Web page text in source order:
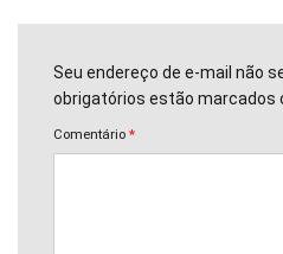
Seu endereço de e-mail não
obrigatórios estão marcados
Comentário *